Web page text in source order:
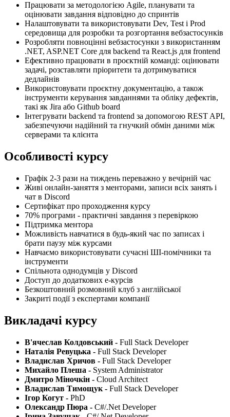
Працювати за методологією Agile, планувати та
оцінювати завдання відповідно до спринтів
Налаштовувати та використовувати Dev, Test і Prod
середовища для розробки та розгортання вебзастосунків
Розробляти повноцінні вебзастосунки з використанням
.NET, ASP.NET Core для backend та React.js для frontend
Ефективно працювати в проєктній команді: оцінювати
задачі, розставляти пріоритети та дотримуватися
дедлайнів
Використовувати проєктну документацію, а також
інструменти керування завданнями та обліку дефектів,
такі як Jira або Github board
Інтегрувати backend та frontend за допомогою REST API,
забезпечуючи надійний та гнучкий обмін даними між
серверами та клієнта
Особливості курсу
Графік 2-3 рази на тиждень переважно у вечірній час
Живі онлайн-заняття з менторами, записи всіх занять і
чат в Discord
Сертифікат про проходження курсу
70% програми - практичні завдання з перевіркою
Підтримка ментора
Можливість навчатися в будь-який час по записах і
брати паузу між курсами
Навчаємо використовувати сучасні ШІ-помічники та
інструменти
Спільнота однодумців у Discord
Доступ до додаткових e-курсів
Безкоштовний розмовний клуб з англійської
Закриті події з експертами компанії
Викладачі курсу
В'ячеслав Колдовський - Full Stack Developer
Наталія Ревуцька - Full Stack Developer
Владислав Хричов - Full Stack Developer
Михайло Плеша - System Administrator
Дмитро Міночкін - Cloud Architect
Владислав Тимощук - Full Stack Developer
Ігор Когут - PhD
Олександр Пюра - C#/.Net Developer